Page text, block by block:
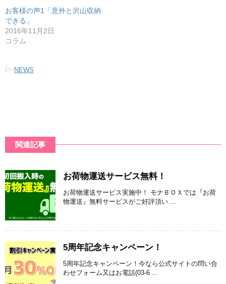
お客様の声1「意外と沢山収納
できる」
2016年11月2日
コラム
-NEWS
関連記事
お荷物運送サービス無料！
お荷物運送サービス実施中！ モナＢＯＸでは『お荷
物運送』無料サービスがご好評頂い ...
5周年記念キャンペーン！
5周年記念キャンペーン！今なら公式サイトの問い合
わせフォーム又はお電話(03-6 ...